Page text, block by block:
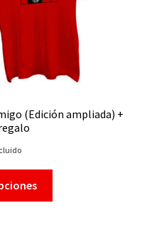
(Edición ampliada) +